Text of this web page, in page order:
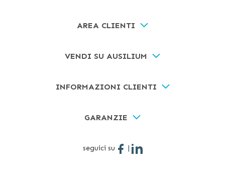
AREA CLIENTI
VENDI SU AUSILIUM
INFORMAZIONI CLIENTI
GARANZIE
seguici su |